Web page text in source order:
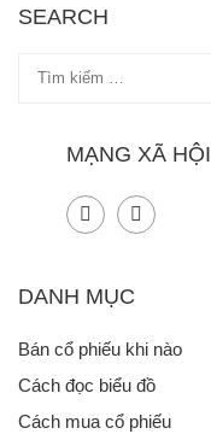
SEARCH
MẠNG XÃ HỘI
DANH MỤC
Bán cổ phiếu khi nào
Cách đọc biểu đồ
Cách mua cổ phiếu